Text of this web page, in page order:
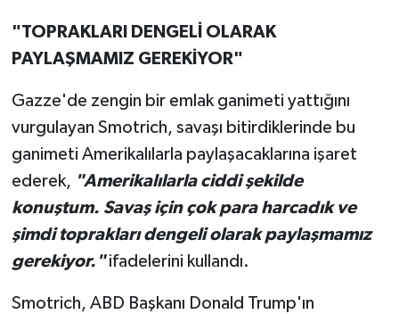
"TOPRAKLARI DENGELİ OLARAK
PAYLAŞMAMIZ GEREKİYOR"
Gazze'de zengin bir emlak ganimeti yattığını
vurgulayan Smotrich, savaşı bitirdiklerinde bu
ganimeti Amerikalılarla paylaşacaklarına işaret
ederek, "Amerikalılarla ciddi şekilde
konuştum. Savaş için çok para harcadık ve
şimdi toprakları dengeli olarak paylaşmamız
gerekiyor."ifadelerini kullandı.
Smotrich, ABD Başkanı Donald Trump'ın